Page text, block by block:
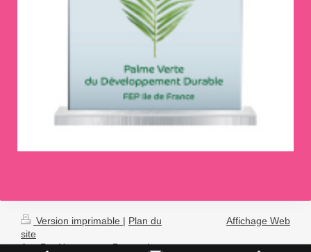
Version imprimable | Plan du
site
Ace Pro Nettoyage - Propreté -
Affichage Web